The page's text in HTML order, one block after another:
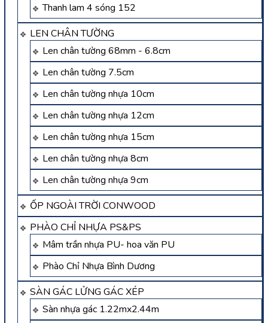
Thanh lam 4 sóng 152
LEN CHÂN TƯỜNG
Len chân tường 68mm - 6.8cm
Len chân tường 7.5cm
Len chân tường nhựa 10cm
Len chân tường nhựa 12cm
Len chân tường nhựa 15cm
Len chân tường nhựa 8cm
Len chân tường nhựa 9cm
ỐP NGOÀI TRỜI CONWOOD
PHÀO CHỈ NHỰA PS&PS
Mâm trần nhựa PU- hoa văn PU
Phào Chỉ Nhựa Bình Dương
SÀN GÁC LỬNG GÁC XÉP
Sàn nhựa gác 1.22mx2.44m